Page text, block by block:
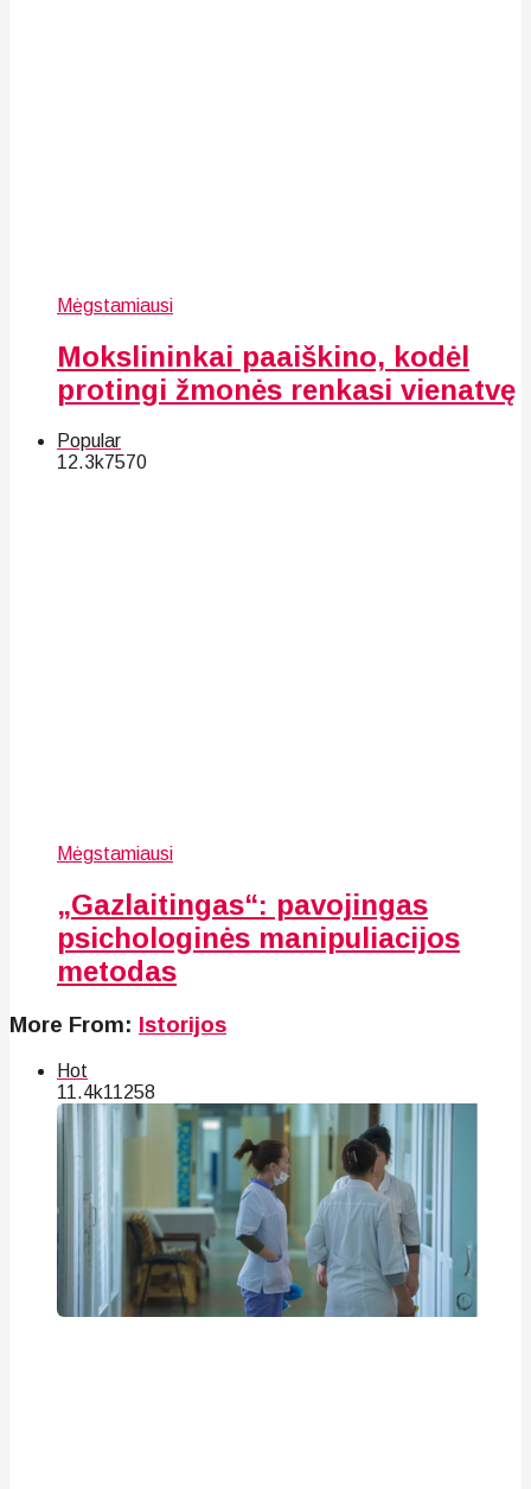
Mėgstamiausi
Mokslininkai paaiškino, kodėl
protingi žmonės renkasi vienatvę
Popular
12.3k7570
Mėgstamiausi
„Gazlaitingas“: pavojingas
psichologinės manipuliacijos
metodas
More From: Istorijos
Hot
11.4k11258